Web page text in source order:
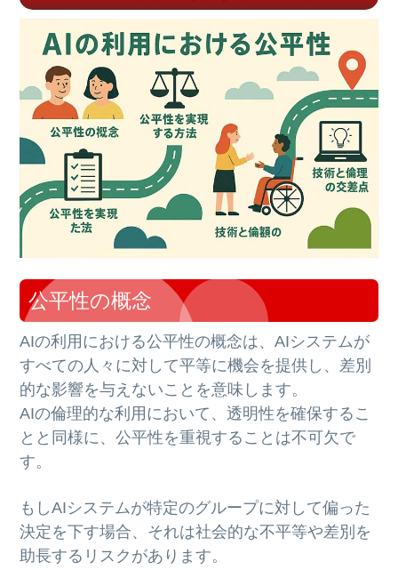
公平性の概念
AIの利用における公平性の概念は、AIシステムが
すべての人々に対して平等に機会を提供し、差別
的な影響を与えないことを意味します。
AIの倫理的な利用において、透明性を確保するこ
とと同様に、公平性を重視することは不可欠で
す。
もしAIシステムが特定のグループに対して偏った
決定を下す場合、それは社会的な不平等や差別を
助長するリスクがあります。